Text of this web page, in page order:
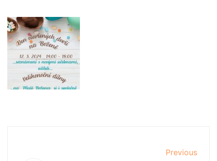
Previous